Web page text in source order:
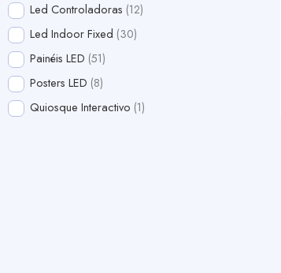
Led Controladoras 12
Led Indoor Fixed 30
Painéis LED 51
Posters LED 8
Quiosque Interactivo 1